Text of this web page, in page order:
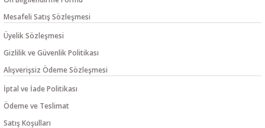
Mesafeli Satış Sözleşmesi
Üyelik Sözleşmesi
Gizlilik ve Güvenlik Politikası
Alışverişsiz Ödeme Sözleşmesi
İptal ve İade Politikası
Ödeme ve Teslimat
Satış Koşulları